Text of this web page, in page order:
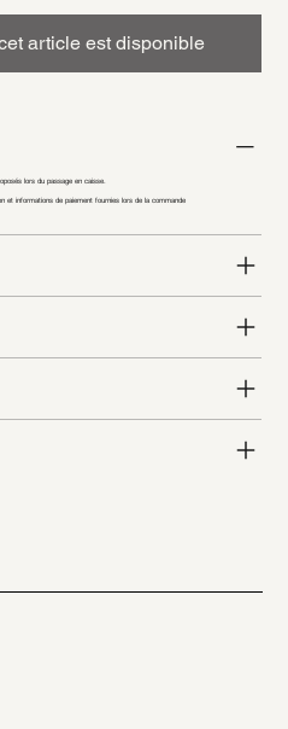
article est disponible
lors du passage en caisse.
et informations de paiement fournies lors de la commande